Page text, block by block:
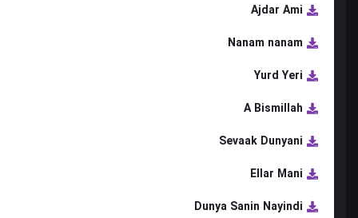
Ajdar Ami
Nanam nanam
Yurd Yeri
A Bismillah
Sevaak Dunyani
Ellar Mani
Dunya Sanin Nayindi